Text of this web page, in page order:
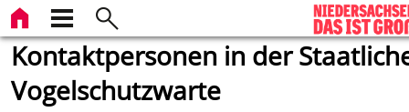
Kontaktpersonen in der
Vogelschutzwarte